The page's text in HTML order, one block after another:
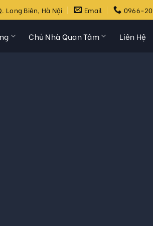
Long Biên, Hà Nội Email 0966-
Chủ Nhà Quan Tâm Liên Hệ